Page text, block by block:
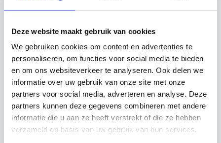
Deze website maakt gebruik van cookies
We gebruiken cookies om content en advertenties te
personaliseren, om functies voor social media te bieden
en om ons websiteverkeer te analyseren. Ook delen we
informatie over uw gebruik van onze site met onze
partners voor social media, adverteren en analyse. Deze
partners kunnen deze gegevens combineren met andere
informatie die u aan ze heeft verstrekt of die ze hebben
verzameld op basis van uw gebruik van hun services.
Prijs op
Prijs op